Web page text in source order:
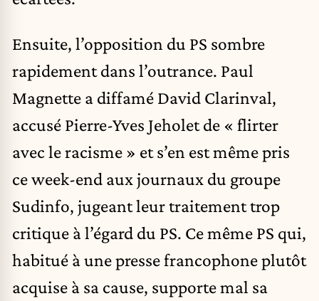
Ensuite, l’opposition du PS sombre
rapidement dans l’outrance. Paul
Magnette a diffamé David Clarinval,
accusé Pierre-Yves Jeholet de « flirter
avec le racisme » et s’en est même pris
ce week-end aux journaux du groupe
Sudinfo, jugeant leur traitement trop
critique à l’égard du PS. Ce même PS qui,
habitué à une presse francophone plutôt
acquise à sa cause, supporte mal sa